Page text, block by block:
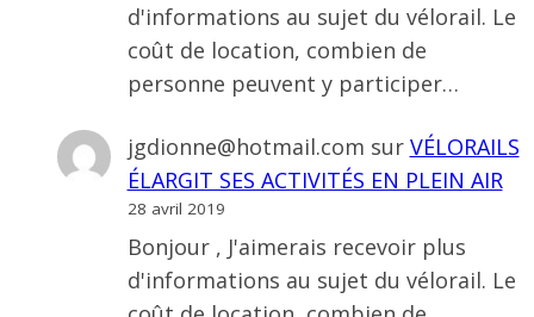
d'informations au sujet du vélorail. Le
coût de location, combien de
personne peuvent y participer…
jgdionne@hotmail.com sur VÉLORAILS
ÉLARGIT SES ACTIVITÉS EN PLEIN AIR
28 avril 2019
Bonjour , J'aimerais recevoir plus
d'informations au sujet du vélorail. Le